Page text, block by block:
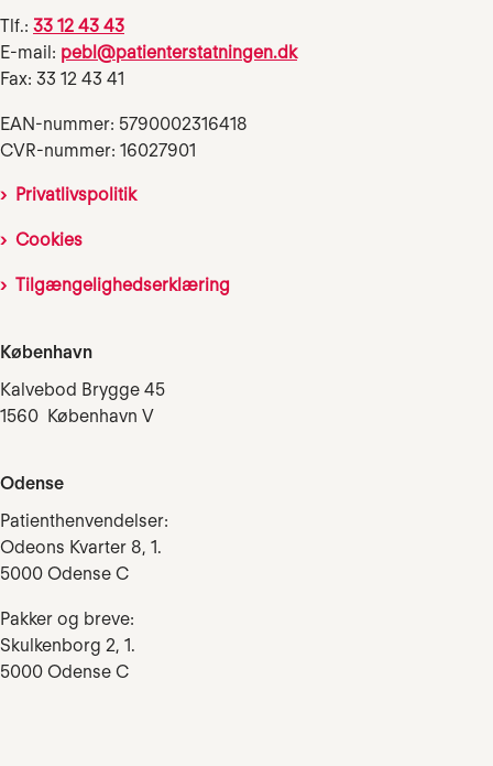
Tlf.: 33 12 43 43
E-mail: pebl@patienterstatningen.dk
Fax: 33 12 43 41
EAN-nummer: 5790002316418
CVR-nummer: 16027901
Privatlivspolitik
Cookies
Tilgængelighedserklæring
København
Kalvebod Brygge 45
1560 København V
Odense
Patienthenvendelser:
Odeons Kvarter 8, 1.
5000 Odense C
Pakker og breve:
Skulkenborg 2, 1.
5000 Odense C